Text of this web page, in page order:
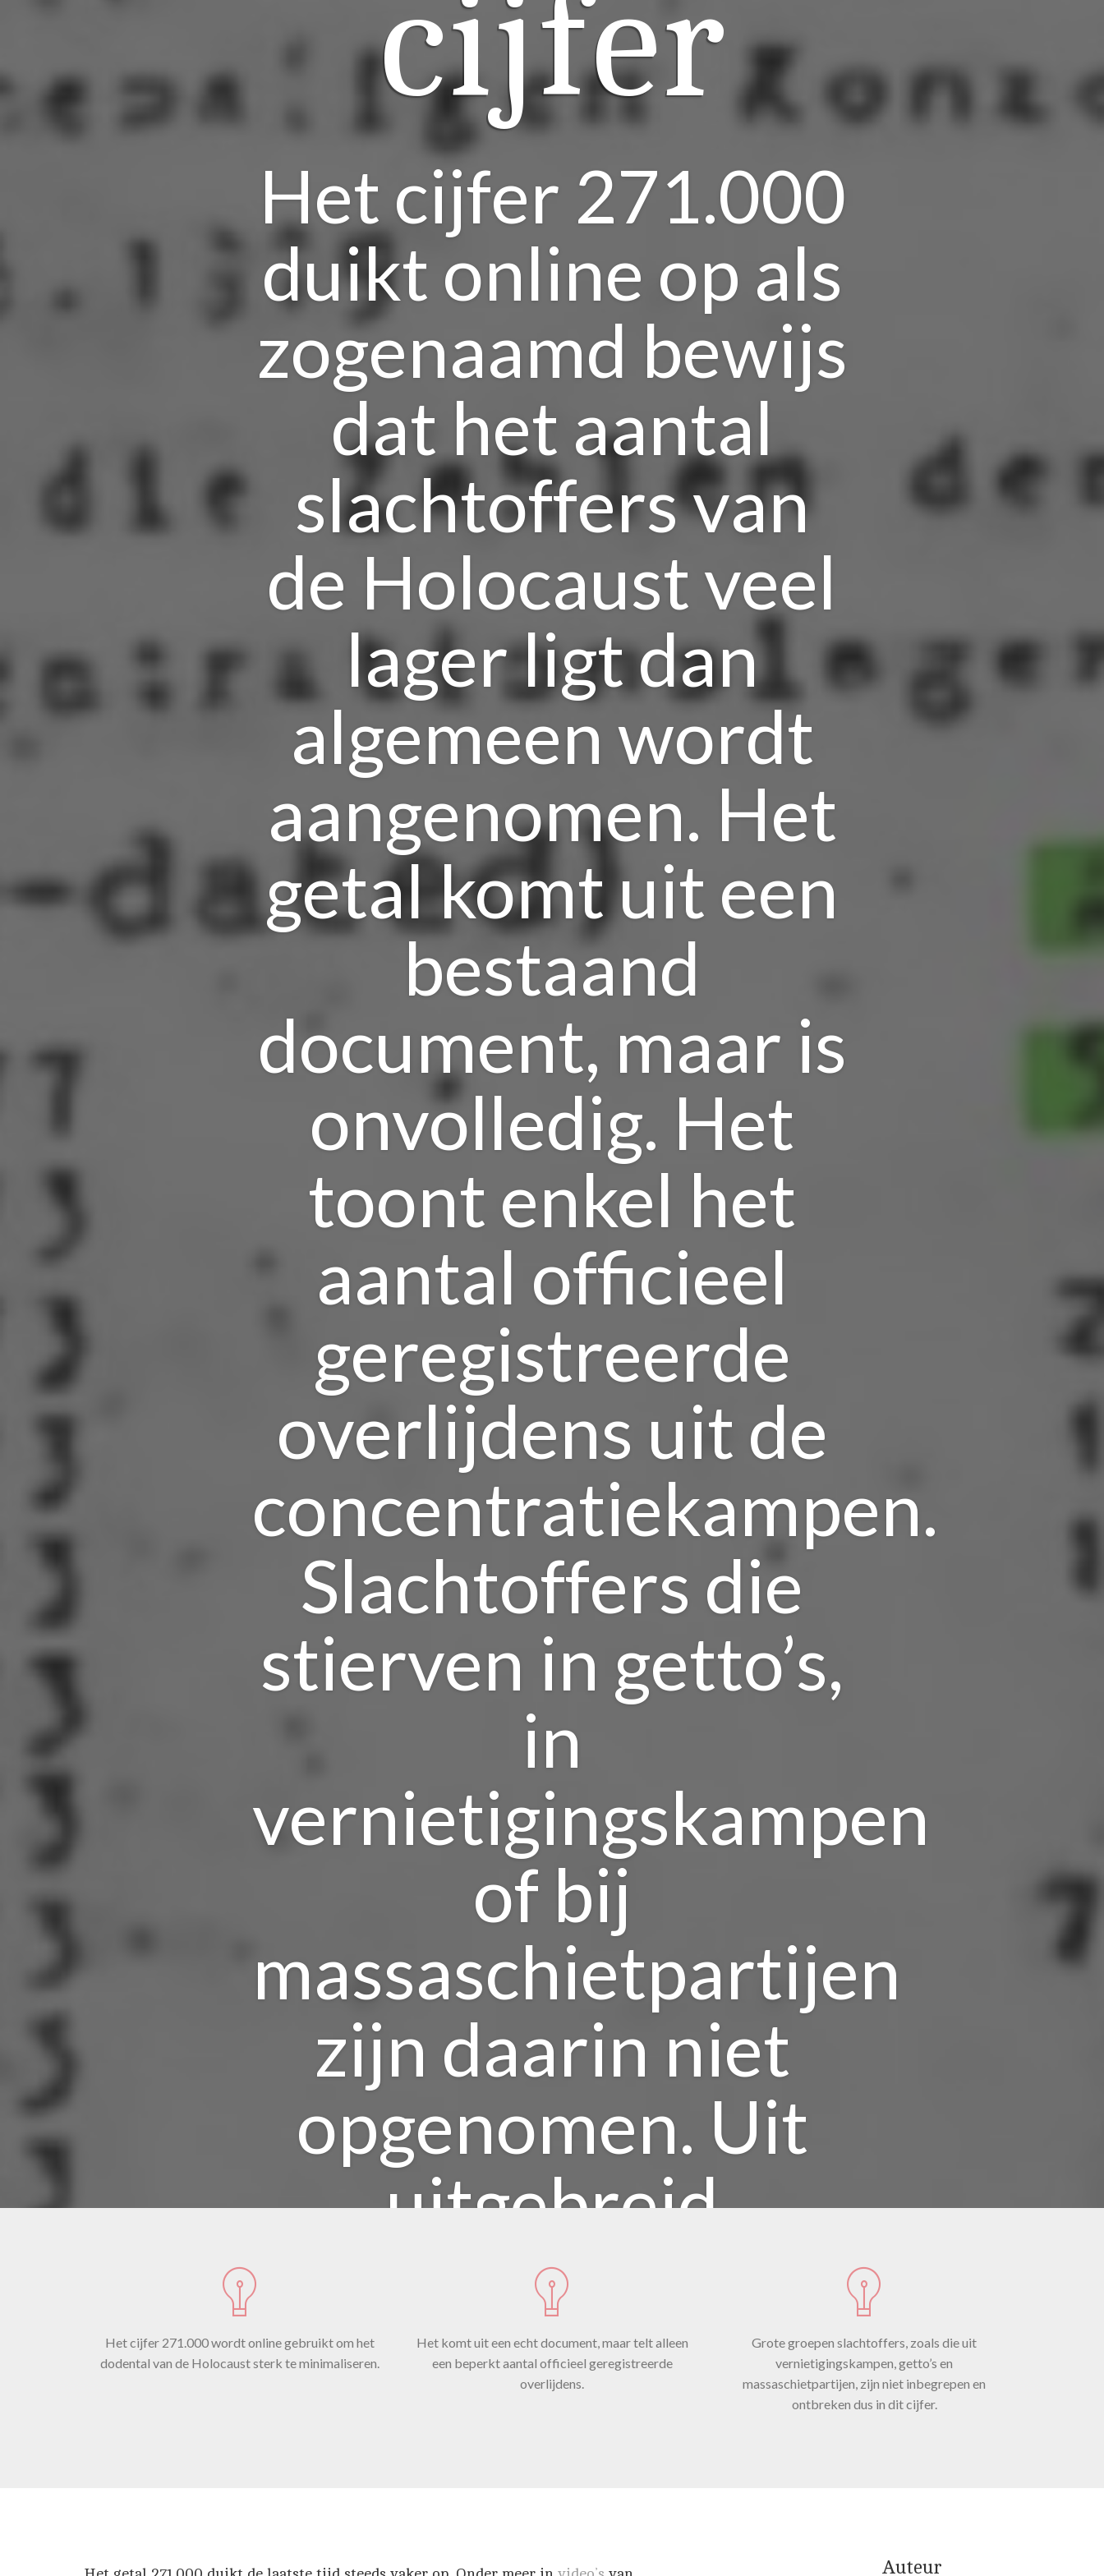
cijfer
Het cijfer 271.000
duikt online op als
zogenaamd bewijs
dat het aantal
slachtoffers van
de Holocaust veel
lager ligt dan
algemeen wordt
aangenomen. Het
getal komt uit een
bestaand
document, maar is
onvolledig. Het
toont enkel het
aantal officieel
geregistreerde
overlijdens uit de
concentratiekampen.
Slachtoffers die
stierven in getto’s,
in
vernietigingskampen
of bij
massaschietpartijen
zijn daarin niet
opgenomen. Uit
uitgebreid
historisch
onderzoek blijkt
dat het werkelijke
Het cijfer 271.000 wordt online gebruikt om het
dodental van de Holocaust sterk te minimaliseren.
Het komt uit een echt document, maar telt alleen
een beperkt aantal officieel geregistreerde
overlijdens.
Grote groepen slachtoffers, zoals die uit
vernietigingskampen, getto’s en
massaschietpartijen, zijn niet inbegrepen en
ontbreken dus in dit cijfer.
Auteur